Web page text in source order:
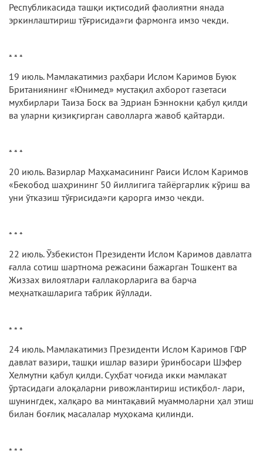
Республикасида ташқи иқтисодий фаолиятни янада
эркинлаштириш тўғрисида»ги фармонга имзо чекди.
* * *
19 июль. Мамлакатимиз раҳбари Ислом Каримов Буюк
Британиянинг «Юнимед» мустақил ахборот газетаси
мухбирлари Таиза Боск ва Эдриан Бэннокни қабул қилди
ва уларни қизиқгирган саволларга жавоб қайтарди.
* * *
20 июль. Вазирлар Маҳкамасининг Раиси Ислом Каримов
«Бекобод шаҳрининг 50 йиллигига тайёргарлик кўриш ва
уни ўтказиш тўғрисида»ги қарорга имзо чекди.
* * *
22 июль. Ўзбекистон Президенти Ислом Каримов давлатга
ғалла сотиш шартнома режасини бажарган Тошкент ва
Жиззах вилоятлари ғаллакорларига ва барча
меҳнаткашларига табрик йўллади.
* * *
24 июль. Мамлакатимиз Президенти Ислом Каримов ГФР
давлат вазири, ташқи ишлар вазири ўринбосари Шэфер
Хелмутни қабул қилди. Суҳбат чоғида икки мамлакат
ўртасидаги алоқаларни ривожлантириш истиқбол- лари,
шунингдек, халқаро ва минтақавий муаммоларни ҳал этиш
билан боғлиқ масалалар муҳокама қилинди.
* * *